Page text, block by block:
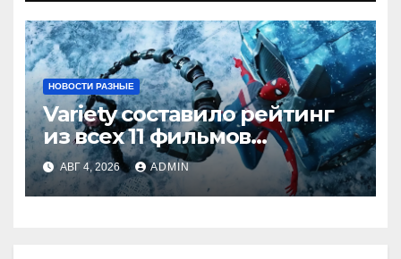
НОВОСТИ РАЗНЫЕ
Variety составило рейтинг
из всех 11 фильмов
о Человеке-пауке — от
худшего к лучшему
АВГ 4, 2026 ADMIN